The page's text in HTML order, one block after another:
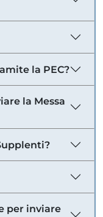
la PEC?
la Messa
per inviare